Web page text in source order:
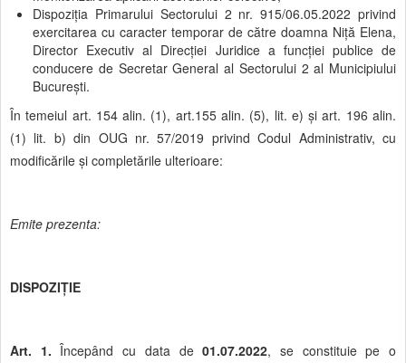
Dispoziția Primarului Sectorului 2 nr. 915/06.05.2022 privind
exercitarea cu caracter temporar de către doamna Niță Elena,
Director Executiv al Direcției Juridice a funcției publice de
conducere de Secretar General al Sectorului 2 al Municipiului
București.
În temeiul art. 154 alin. (1), art.155 alin. (5), lit. e) și art. 196 alin.
(1) lit. b) din OUG nr. 57/2019 privind Codul Administrativ, cu
modificările și completările ulterioare:
Emite prezenta:
DISPOZIŢIE
Art. 1. Începând cu data de01.07.2022, se constituie pe o